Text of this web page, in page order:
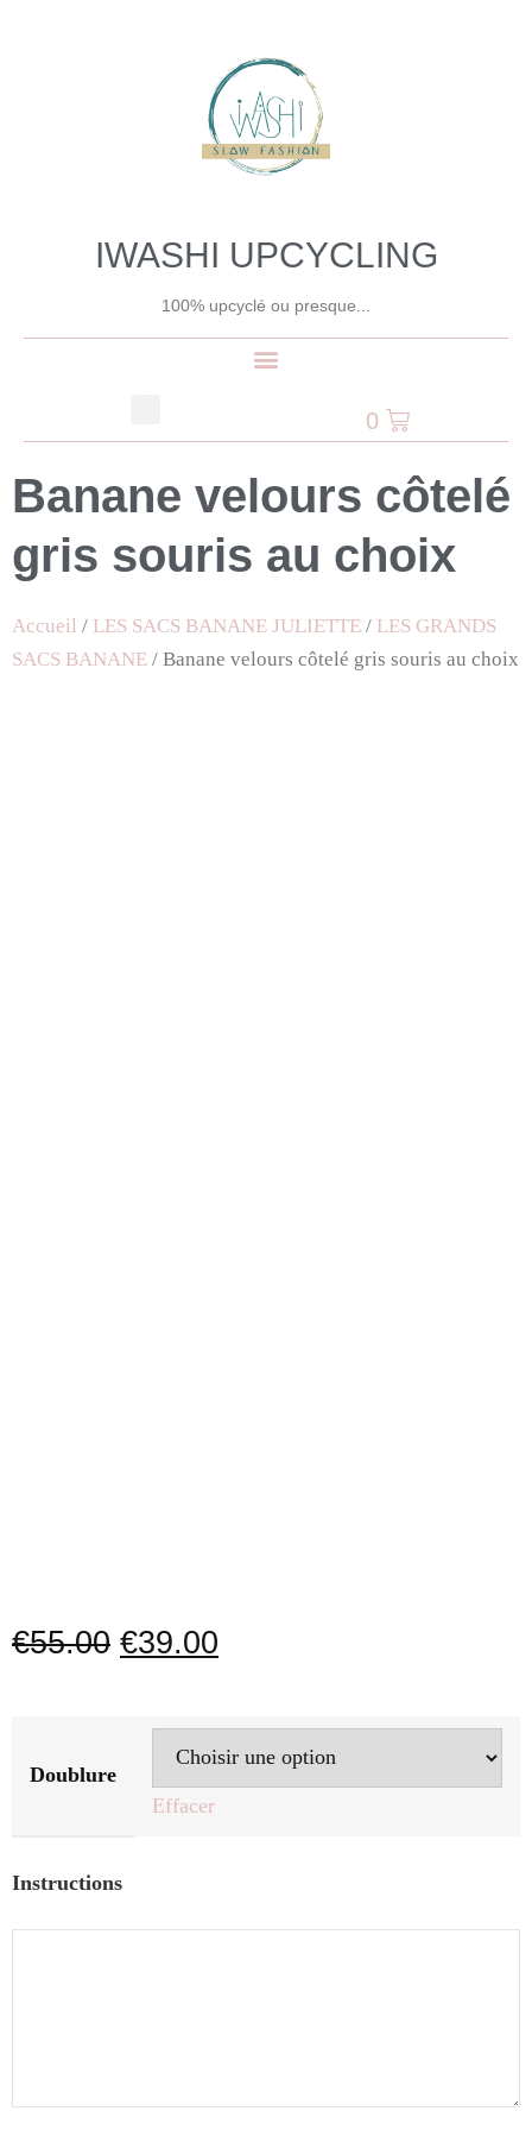
IWASHI UPCYCLING
100% upcyclé ou presque...
0
Banane velours côtelé
gris souris au choix
Accueil / LES SACS BANANE JULIETTE / LES GRANDS
SACS BANANE / Banane velours côtelé gris souris au choix
€55.00 €39.00
Doublure
Effacer
Instructions